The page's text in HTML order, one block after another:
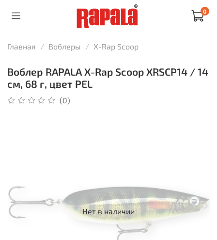
0
Главная Воблеры X-Rap Scoop
Воблер RAPALA X-Rap Scoop XRSCP14 / 14
см, 68 г, цвет PEL
(0)
Нет в наличии